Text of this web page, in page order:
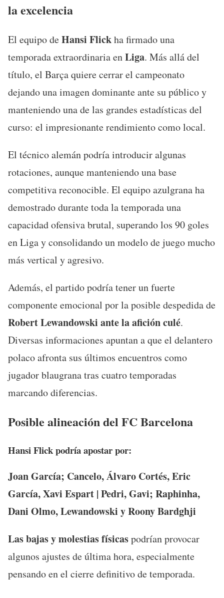
la excelencia
El equipo deHansi Flickha firmado una
temporada extraordinaria enLiga. Más allá del
título, el Barça quiere cerrar el campeonato
dejando una imagen dominante ante su público y
manteniendo una de las grandes estadísticas del
curso: el impresionante rendimiento como local.
El técnico alemán podría introducir algunas
rotaciones, aunque manteniendo una base
competitiva reconocible. El equipo azulgrana ha
demostrado durante toda la temporada una
capacidad ofensiva brutal, superando los 90 goles
en Liga y consolidando un modelo de juego mucho
más vertical y agresivo.
Además, el partido podría tener un fuerte
componente emocional por la posible despedida de
Robert Lewandowski ante la afición culé.
Diversas informaciones apuntan a que el delantero
polaco afronta sus últimos encuentros como
jugador blaugrana tras cuatro temporadas
marcando diferencias.
Posible alineación del FC Barcelona
Hansi Flick podría apostar por:
Joan García; Cancelo, Álvaro Cortés, Eric
García, Xavi Espart | Pedri, Gavi; Raphinha,
Dani Olmo, Lewandowski y Roony Bardghji
Las bajas y molestias físicaspodrían provocar
algunos ajustes de última hora, especialmente
pensando en el cierre definitivo de temporada.